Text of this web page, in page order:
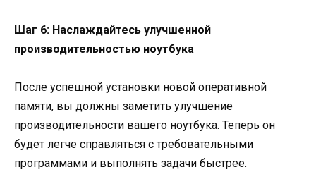
Шаг 6: Наслаждайтесь улучшенной
производительностью ноутбука
После успешной установки новой оперативной
памяти, вы должны заметить улучшение
производительности вашего ноутбука. Теперь он
будет легче справляться с требовательными
программами и выполнять задачи быстрее.